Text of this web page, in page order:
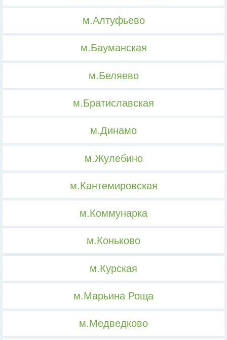
м.Алтуфьево
м.Бауманская
м.Беляево
м.Братиславская
м.Динамо
м.Жулебино
м.Кантемировская
м.Коммунарка
м.Коньково
м.Курская
м.Марьина Роща
м.Медведково